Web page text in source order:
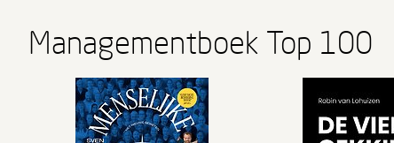
Managementboek Top 100